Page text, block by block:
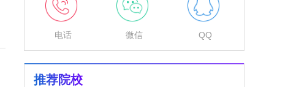
电话 微信 QQ
推荐院校